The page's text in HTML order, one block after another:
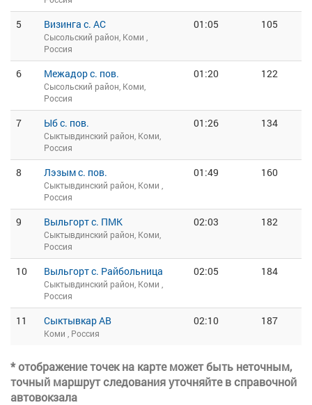
5 Визинга с. АС
Сысольский район, Коми ,
Россия
01:05 105
6 Межадор с. пов.
Сысольский район, Коми,
Россия
01:20 122
7 Ыб с. пов.
Сыктывдинский район, Коми,
Россия
01:26 134
8 Лэзым с. пов.
Сыктывдинский район, Коми ,
Россия
01:49 160
9 Выльгорт с. ПМК
Сыктывдинский район, Коми,
Россия
02:03 182
10 Выльгорт с. Райбольница
Сыктывдинский район, Коми ,
Россия
02:05 184
11 Сыктывкар АВ
Коми , Россия
02:10 187
* отображение точек на карте может быть неточным,
точный маршрут следования уточняйте в справочной
автовокзала